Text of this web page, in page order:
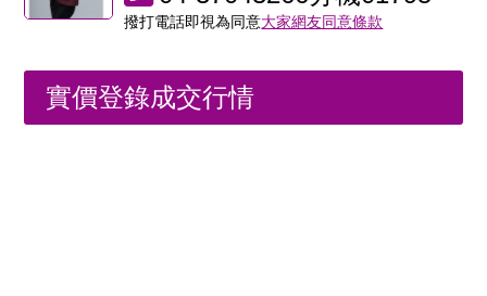
撥打電話即視為同意大家網友同意條款
實價登錄成交行情